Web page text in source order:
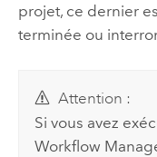
projet, ce dernier
terminée ou
Attention :
Si vous avez
Workflow